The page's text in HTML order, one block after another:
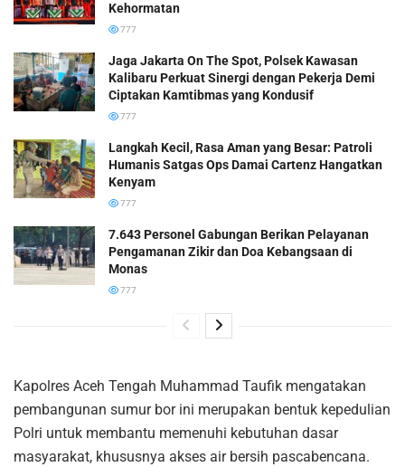
Kehormatan
777
Jaga Jakarta On The Spot, Polsek Kawasan
Kalibaru Perkuat Sinergi dengan Pekerja Demi
Ciptakan Kamtibmas yang Kondusif
777
Langkah Kecil, Rasa Aman yang Besar: Patroli
Humanis Satgas Ops Damai Cartenz Hangatkan
Kenyam
777
7.643 Personel Gabungan Berikan Pelayanan
Pengamanan Zikir dan Doa Kebangsaan di
Monas
777
Kapolres Aceh Tengah Muhammad Taufik mengatakan
pembangunan sumur bor ini merupakan bentuk kepedulian
Polri untuk membantu memenuhi kebutuhan dasar
masyarakat, khususnya akses air bersih pascabencana.